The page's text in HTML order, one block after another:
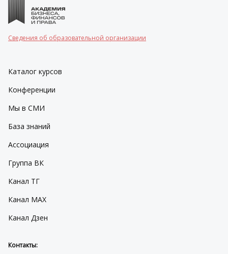
Сведения об образовательной организации
Каталог курсов
Конференции
Мы в СМИ
База знаний
Ассоциация
Группа ВК
Канал ТГ
Канал МАХ
Канал Дзен
Контакты: